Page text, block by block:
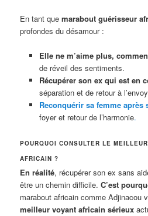
En tant quemarabout guérisseur
profondes du désamour :
Elle ne m’aime plus,
de réveil des sentiments.
Récupérer son ex qui est en
séparation et de retour à
Reconquérir sa femme après
foyer et retour de l’harmonie.
POURQUOI CONSULTER LE
AFRICAIN ?
En réalité, récupérer son ex sans
être un chemin difficile.C’est
marabout africain comme Adjinacou
meilleur voyant africain sérieux